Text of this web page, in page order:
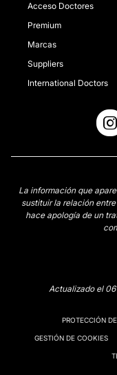
Acceso Doctores
Premium
Marcas
Suppliers
International Doctors
La información que
sustituir la relación
hace apología de un
Actualizado el
PROTECCIÓN
GESTIÓN DE COOKIES